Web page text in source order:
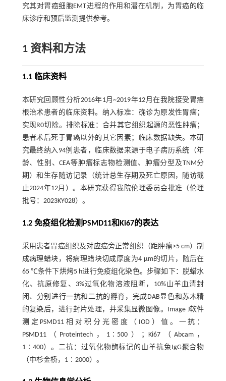
究其对胃癌细胞EMT进程的作用和潜在机制，为胃癌的临
床诊疗和预后监测提供参考。
1 资料和方法
1.1 临床资料
本研究回顾性分析2016年1月~2019年12月在我院接受胃癌
根治术患者的临床资料。纳入标准：确诊为原发性胃癌；
实现R0切除。排除标准：合并其它组织起源的恶性肿瘤；
患者术后死于胃癌以外的其它因素；临床数据缺失。本研
究最终纳入94例患者，临床数据来源于电子病历系统（年
龄、性别、CEA等肿瘤标志物检测值、肿瘤分型及TNM分
期）和生存随访记录（统计总生存期及死亡原因，随访截
止2024年12月）。本研究获得我院伦理委员会批准（伦理
批号：2023KY028）。
1.2 免疫组化检测PSMD11和Ki67的表达
采用患者胃癌组织及对应癌旁正常组织（距肿瘤>5 cm）制
成病理蜡块，将病理蜡块切成厚度为4 μm的切片，随后在
65 ℃条件下烘烤5 h进行免疫组化染色。步骤如下：脱蜡水
化、抗原修复、3%过氧化物溶液阻断，10%山羊血清封
闭、分别进行一抗和二抗的孵育，完成DAB显色和苏木精
的复染后，进行封片处理，并采集显微图像。Image J软件
测定PSMD11相对积分光密度（IOD）值。一抗：
PSMD11（Proteintech，1∶500）；Ki67（Abcam，
1∶400）。二抗：过氧化物酶标记的山羊抗兔IgG聚合物
（中杉金桥，1∶2000）。